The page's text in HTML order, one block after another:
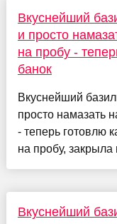
Вкуснейший
и просто
на пробу -
банок
Вкуснейший
просто намазать
- теперь готовлю
на пробу, закрыла
Вкуснейший